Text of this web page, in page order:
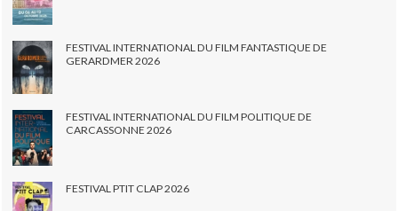
FESTIVAL INTERNATIONAL DU FILM FANTASTIQUE DE
GERARDMER 2026
FESTIVAL INTERNATIONAL DU FILM POLITIQUE DE
CARCASSONNE 2026
FESTIVAL PTIT CLAP 2026